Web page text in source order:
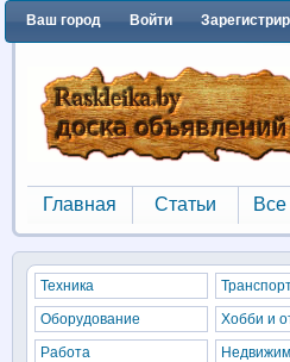
Ваш город Войти
Главная
Главная
Статьи
Статьи Все
Техника
Оборудование
Хобби и
Работа